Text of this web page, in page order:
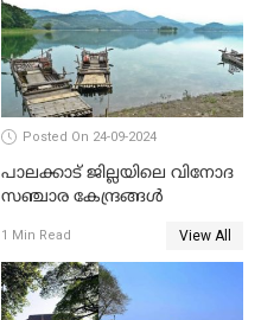
Posted On 24-09-2024
പാലക്കാട് ജില്ലയിലെ വിനോദ
സഞ്ചാര കേന്ദ്രങ്ങൾ
1 Min Read View All